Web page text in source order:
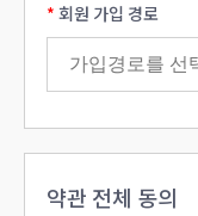
회원 가입 경로
약관 전체 동의